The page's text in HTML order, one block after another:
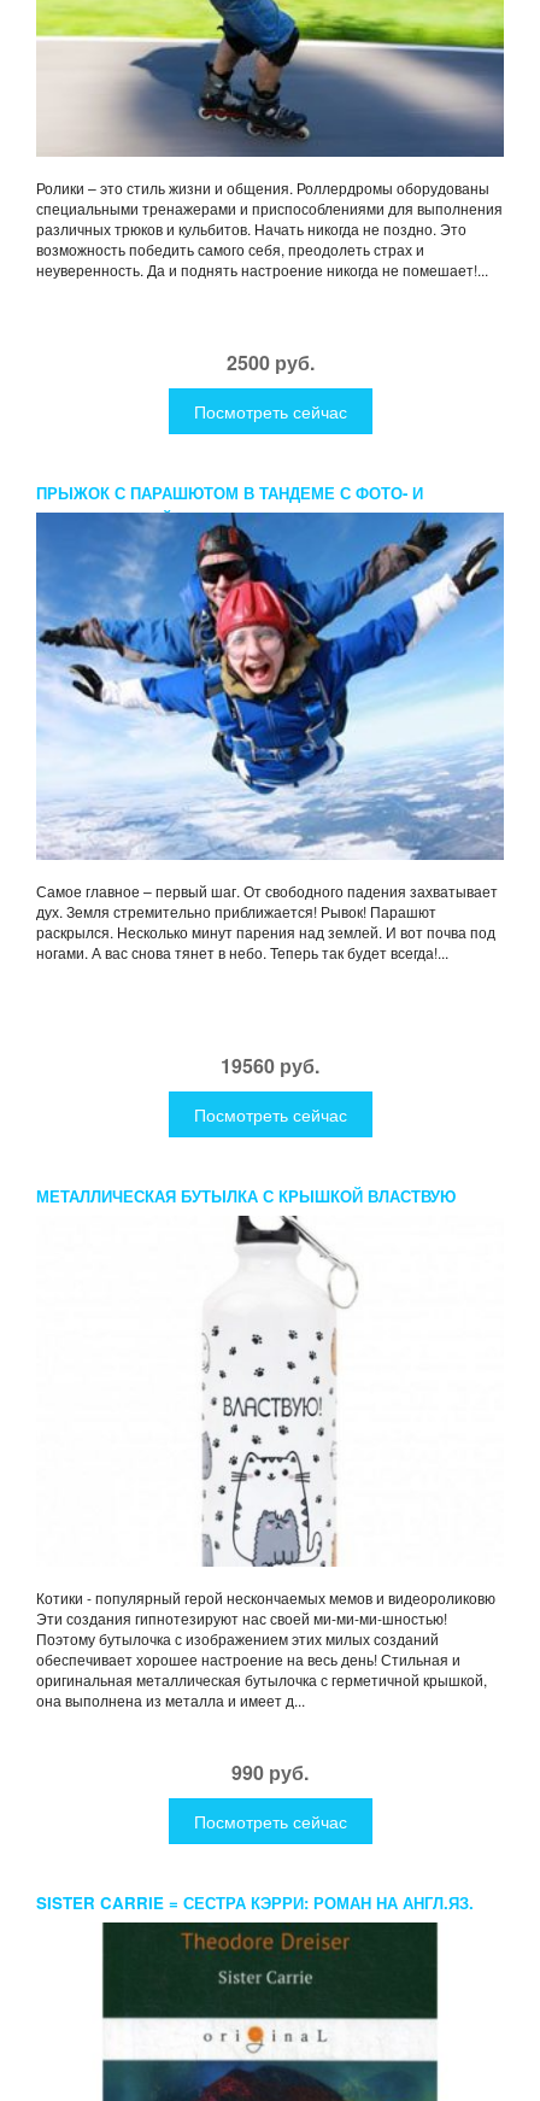
Ролики – это стиль жизни и общения. Роллердромы оборудованы
специальными тренажерами и приспособлениями для выполнения
различных трюков и кульбитов. Начать никогда не поздно. Это
возможность победить самого себя, преодолеть страх и
неуверенность. Да и поднять настроение никогда не помешает!...
2500 руб.
Посмотреть сейчас
ПРЫЖОК С ПАРАШЮТОМ В ТАНДЕМЕ С ФОТО- И
ВИДЕОСЪЕМКОЙ
Самое главное – первый шаг. От свободного падения захватывает
дух. Земля стремительно приближается! Рывок! Парашют
раскрылся. Несколько минут парения над землей. И вот почва под
ногами. А вас снова тянет в небо. Теперь так будет всегда!...
19560 руб.
Посмотреть сейчас
МЕТАЛЛИЧЕСКАЯ БУТЫЛКА С КРЫШКОЙ ВЛАСТВУЮ
Котики - популярный герой нескончаемых мемов и видеороликовю
Эти создания гипнотезируют нас своей ми-ми-ми-шностью!
Поэтому бутылочка с изображением этих милых созданий
обеспечивает хорошее настроение на весь день! Стильная и
оригинальная металлическая бутылочка с герметичной крышкой,
она выполнена из металла и имеет д...
990 руб.
Посмотреть сейчас
SISTER CARRIE = СЕСТРА КЭРРИ: РОМАН НА АНГЛ.ЯЗ.
DREISER T.